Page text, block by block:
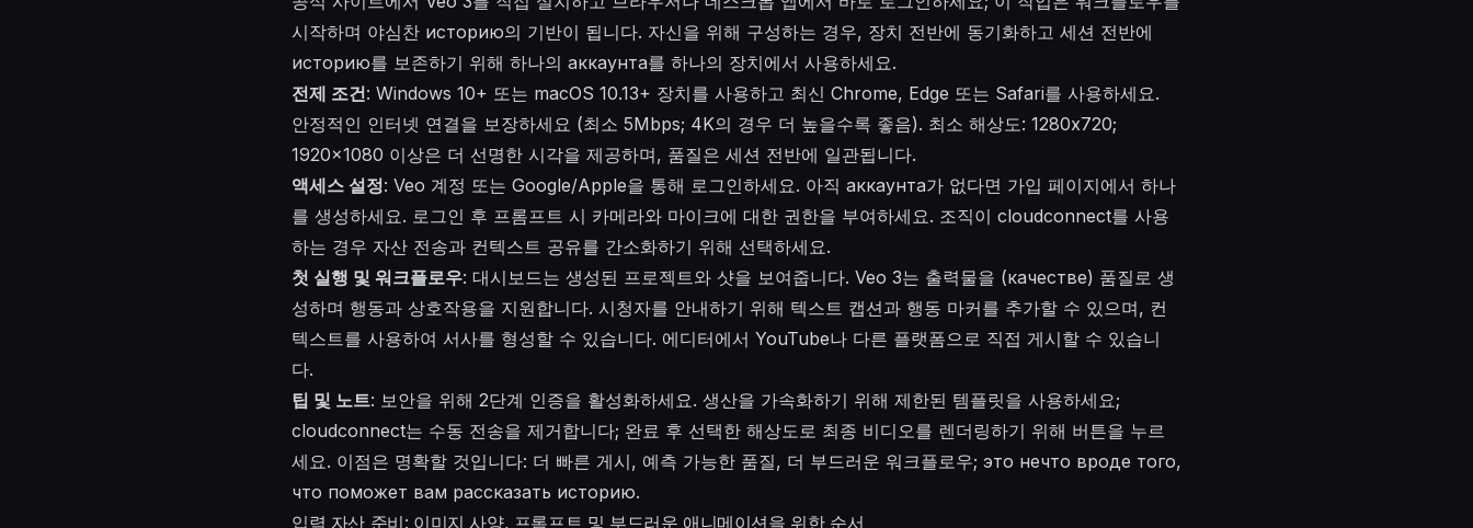
시작하며 야심찬 историю의 기반이 됩니다. 자신을 위해 구성하는 경우, 장치 전반에 동기화하고 세션 전반에
историю를 보존하기 위해 하나의 аккаунта를 하나의 장치에서 사용하세요.
전제 조건: Windows 10+ 또는 macOS 10.13+ 장치를 사용하고 최신 Chrome, Edge 또는 Safari를 사용하세요.
안정적인 인터넷 연결을 보장하세요 (최소 5Mbps; 4K의 경우 더 높을수록 좋음). 최소 해상도: 1280x720;
1920x1080 이상은 더 선명한 시각을 제공하며, 품질은 세션 전반에 일관됩니다.
액세스 설정: Veo 계정 또는 Google/Apple을 통해 로그인하세요. 아직 аккаунта가 없다면 가입 페이지에서 하나
를 생성하세요. 로그인 후 프롬프트 시 카메라와 마이크에 대한 권한을 부여하세요. 조직이 cloudconnect를 사용
하는 경우 자산 전송과 컨텍스트 공유를 간소화하기 위해 선택하세요.
첫 실행 및 워크플로우: 대시보드는 생성된 프로젝트와 샷을 보여줍니다. Veo 3는 출력물을 (качестве) 품질로 생
성하며 행동과 상호작용을 지원합니다. 시청자를 안내하기 위해 텍스트 캡션과 행동 마커를 추가할 수 있으며, 컨
텍스트를 사용하여 서사를 형성할 수 있습니다. 에디터에서 YouTube나 다른 플랫폼으로 직접 게시할 수 있습니
다.
팁 및 노트: 보안을 위해 2단계 인증을 활성화하세요. 생산을 가속화하기 위해 제한된 템플릿을 사용하세요;
cloudconnect는 수동 전송을 제거합니다; 완료 후 선택한 해상도로 최종 비디오를 렌더링하기 위해 버튼을 누르
세요. 이점은 명확할 것입니다: 더 빠른 게시, 예측 가능한 품질, 더 부드러운 워크플로우; это нечто вроде того,
что поможет вам рассказать историю.
입력 자산 준비: 이미지 사양, 프롬프트 및 부드러운 애니메이션을 위한 순서